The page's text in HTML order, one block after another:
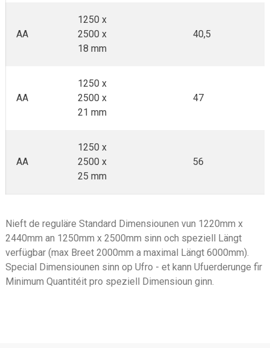
AA
1250 x
2500 x
18 mm
40,5
AA
1250 x
2500 x
21 mm
47
AA
1250 x
2500 x
25 mm
56
Nieft de reguläre Standard Dimensiounen vun 1220mm x
2440mm an 1250mm x 2500mm sinn och speziell Längt
verfügbar (max Breet 2000mm a maximal Längt 6000mm).
Special Dimensiounen sinn op Ufro - et kann Ufuerderunge fir
Minimum Quantitéit pro speziell Dimensioun ginn.